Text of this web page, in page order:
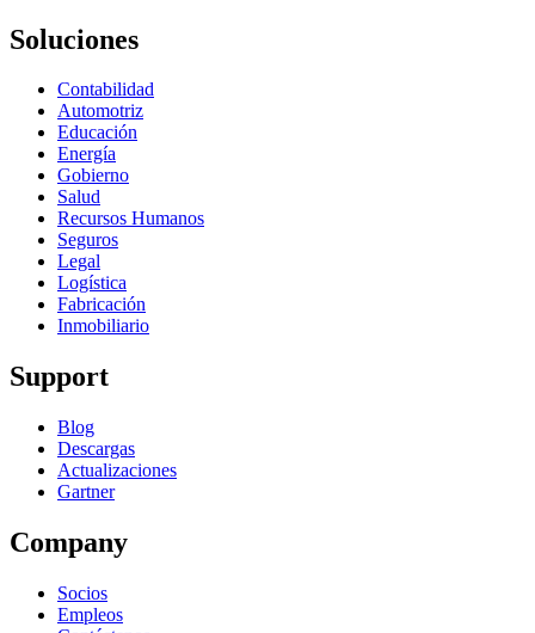
Soluciones
Contabilidad
Automotriz
Educación
Energía
Gobierno
Salud
Recursos Humanos
Seguros
Legal
Logística
Fabricación
Inmobiliario
Support
Blog
Descargas
Actualizaciones
Gartner
Company
Socios
Empleos